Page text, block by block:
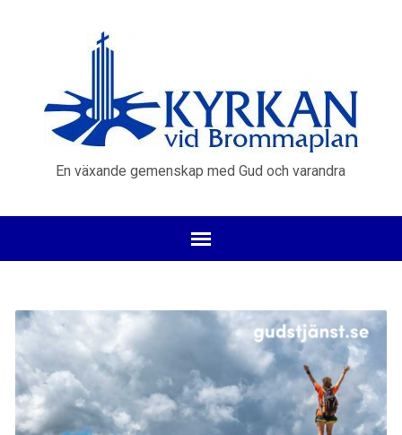
En växande gemenskap med Gud och varandra